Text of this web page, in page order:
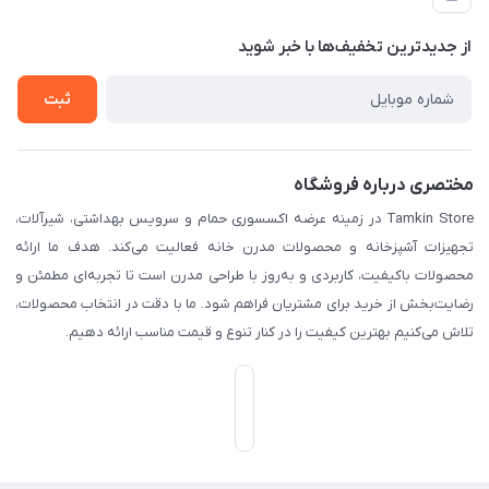
لیست محصولات
درباره ما
حریم خصوصی
راهنما
از جدید‌ترین تخفیف‌ها با‌ خبر شوید
ثبت
مختصری درباره فروشگاه
Tamkin Store در زمینه عرضه اکسسوری حمام و سرویس بهداشتی، شیرآلات،
تجهیزات آشپزخانه و محصولات مدرن خانه فعالیت می‌کند. هدف ما ارائه
محصولات باکیفیت، کاربردی و به‌روز با طراحی مدرن است تا تجربه‌ای مطمئن و
رضایت‌بخش از خرید برای مشتریان فراهم شود. ما با دقت در انتخاب محصولات،
تلاش می‌کنیم بهترین کیفیت را در کنار تنوع و قیمت مناسب ارائه دهیم.